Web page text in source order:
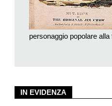
afroamericani per mano della
limita a questo, la sua verve
un nome, oltre che come
regista, produttore,
migliore. Avviene infatti proprio
altro rapper su cui si puntava
IN EVIDENZA
personaggio popolare